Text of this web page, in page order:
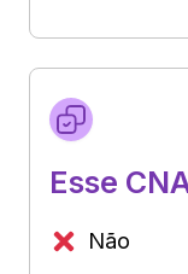
Esse
Não